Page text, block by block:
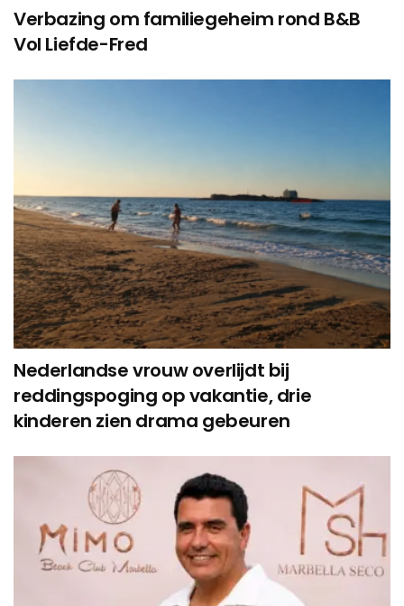
Verbazing om familiegeheim rond B&B
Vol Liefde-Fred
Nederlandse vrouw overlijdt bij
reddingspoging op vakantie, drie
kinderen zien drama gebeuren